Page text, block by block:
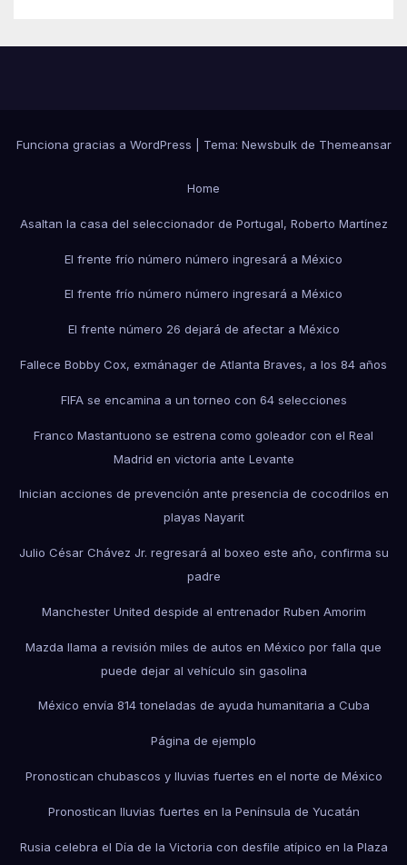
Funciona gracias a WordPress Tema: Newsbulkde Themeansar
Home
Asaltan la casa del seleccionador de Portugal, Roberto Martínez
El frente frío número número ingresará a México
El frente frío número número ingresará a México
El frente número 26 dejará de afectar a México
Fallece Bobby Cox, exmánager de Atlanta Braves, a los 84 años
FIFA se encamina a un torneo con 64 selecciones
Franco Mastantuono se estrena como goleador con el Real
Madrid en victoria ante Levante
Inician acciones de prevención ante presencia de cocodrilos en
playas Nayarit
Julio César Chávez Jr. regresará al boxeo este año, confirma su
padre
Manchester United despide al entrenador Ruben Amorim
Mazda llama a revisión miles de autos en México por falla que
puede dejar al vehículo sin gasolina
México envía 814 toneladas de ayuda humanitaria a Cuba
Página de ejemplo
Pronostican chubascos y lluvias fuertes en el norte de México
Pronostican lluvias fuertes en la Península de Yucatán
Rusia celebra el Día de la Victoria con desfile atípico en la Plaza